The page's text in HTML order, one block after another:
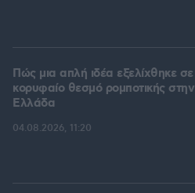
Πώς μια απλή ιδέα εξελίχθηκε σε
κορυφαίο θεσμό ρομποτικής στην
Ελλάδα
04.08.2026, 11:20